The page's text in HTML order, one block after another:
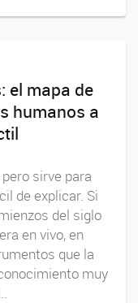
el mapa de
humanos a
sirve para
de explicar. Si
del siglo
en vivo, en
que la
muy